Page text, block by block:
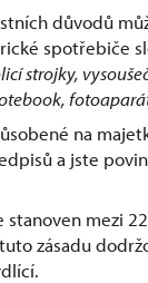
důvodů
spotřebiče
strojky,
na
a jste
stanoven mezi
zásadu